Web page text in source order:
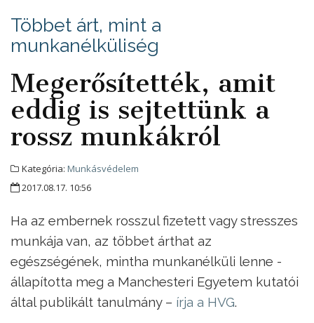
Többet árt, mint a
munkanélküliség
Megerősítették, amit
eddig is sejtettünk a
rossz munkákról
Kategória: Munkásvédelem
2017.08.17. 10:56
Ha az embernek rosszul fizetett vagy stresszes
munkája van, az többet árthat az
egészségének, mintha munkanélküli lenne -
állapította meg a Manchesteri Egyetem kutatói
által publikált tanulmány – írja a HVG.